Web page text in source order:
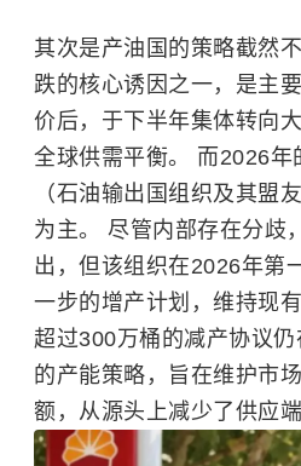
其次是产油国的策略截然
跌的核心诱因之一，是主
价后，于下半年集体转向
全球供需平衡。 而2026年
（石油输出国组织及其盟
为主。 尽管内部存在分歧
出，但该组织在2026年第
一步的增产计划，维持现
超过300万桶的减产协议
的产能策略，旨在维护市
额，从源头上减少了供应